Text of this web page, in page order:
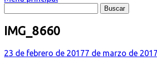
IMG_8660
23 de febrero de 20177 de marzo de 2017